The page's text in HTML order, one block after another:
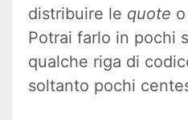
distribuire le quote o
Potrai farlo in pochi
qualche riga di
soltanto pochi